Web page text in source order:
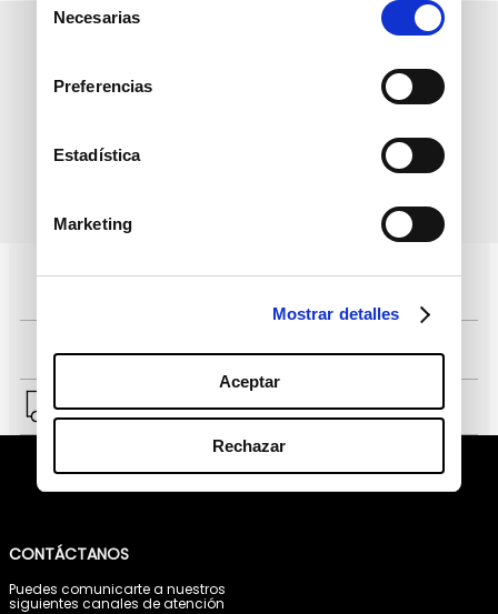
deNecesarias
Preferencias
Estadística
Marketing
Mostrar detalles
Aceptar
Rechazar
datos personales
Comprar fácil en solo 4 pasos
Envío a Lima y a provincias.
CONTÁCTANOS
Puedes comunicarte a nuestros
siguientes canales de atención